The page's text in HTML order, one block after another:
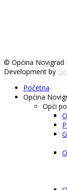
© Općina Novigrad
Development by
Početna
Općina
Opći